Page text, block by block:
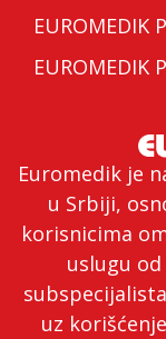
Euromedik je
u Srbiji,
korisnicima
uslugu
uz